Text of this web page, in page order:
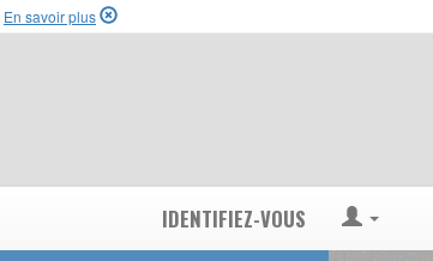
En savoir plus
IDENTIFIEZ-VOUS